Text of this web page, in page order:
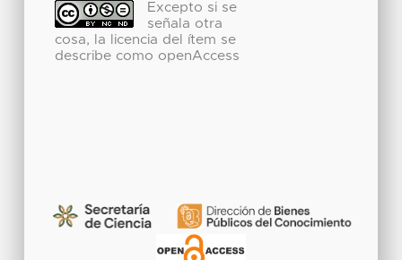
Excepto si se
señala otra
cosa, la licencia del ítem se
describe como openAccess